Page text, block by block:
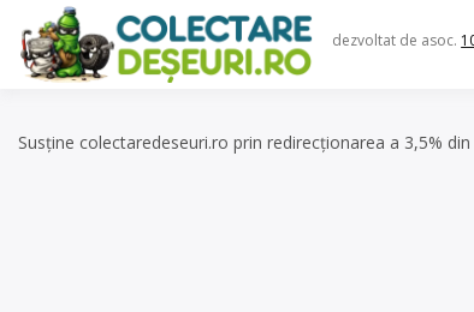
content
dezvoltat de asoc.
Susține colectaredeseuri.ro prin redirecționarea a 3,5%